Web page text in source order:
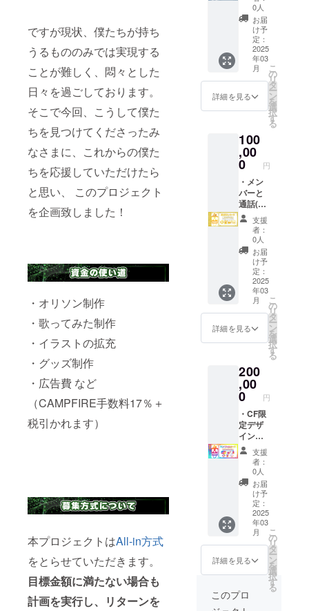
ですが現状、僕たちが持ち
うるもののみでは実現する
ことが難しく、悶々とした
日々を過ごしております。
そこで今回、こうして僕た
ちを見つけてくださったみ
なさまに、これからの僕た
ちを応援していただけたら
と思い、 このプロジェクト
を企画致しました！
・オリソン制作
・歌ってみた制作
・イラストの拡充
・グッズ制作
・広告費 など
（CAMPFIRE手数料17％＋
税引かれます）
本プロジェクトはAll-in方式
をとらせていただきます。
目標金額に満たない場合も
計画を実行し、リターンを
ム可）
を備考
欄に必
ずご記
載くだ
さい。
※公序良
するお
名前と
合、ま
たは記
載がな
かった
場合
は、お
呼びし
ない可
能性が
ござい
ます。
た場合
はラン
ダムと
させて
いただ
きま
す。 ※
はご自
身での
ます。
（セブ
ンイレ
たは
ファミ
リー
マー
ト） ※
お呼び
するお
名前
（ニッ
クネー
ム可）
を備考
ずご記
載くだ
俗に反
するお
名前と
た場
合、ま
たは記
載がな
かった
場合
は、お
呼びし
ない可
能性が
ござい
ます。
メール
にてお
送り致
しま
す。
グッズ
に関し
まして
は『ク
送』を
利用し
ての配
せてい
ただき
ます。
※記載が
なかっ
た場合
はラン
ダムと
させて
いただ
きま
す。 ※
印刷代
はご自
ます。
（セブ
ンイレ
たは
ファミ
リー
マー
ト） ※
お呼び
するお
名前
（ニッ
クネー
ム可）
を備考
欄に必
ずご記
※公序良
ました
ら備考
欄にご
記載く
ださ
い。
ネット
プリン
トダウ
及びボ
イス
URLは
メール
にてお
送り致
しま
す。
グッズ
に関し
まして
は『ク
ロネコ
ヤマト
匿名配
送』を
利用し
ての配
ます。
※記載が
なかっ
た場合
はラン
ダムと
させて
いただ
きま
す。 ※
印刷代
はご自
身での
ご負担
となり
ます。
（セブ
ンイレ
ファミ
(1種類)
・直筆
サイン
入りCF
限定缶
バッジ
(1種類)
・支援
者あり
がとう
度) ・
ネット
プリン
ト(1種
類) ネッ
トプリ
ント及
びボイ
ス、各
グッズ
のメン
バーの
希望が
ござい
ました
ら備考
欄にご
記載く
ださ
プリン
トダウ
ンロー
ド用QR
コード
及びボ
イス
URLは
メール
にてお
送り致
しま
す。
グッズ
に関し
まして
は『ク
ロネコ
ヤマト
送』を
利用し
0人
お届
け予
定：
2025
年03
月
詳細を見る
こ
の
リ
タ
ー
ン
を
選
択
す
る
100
,00
0 円
・メン
バーと
通話(10
分) ・直
筆サイ
ン入り
CF限定
缶バッ
ジ(6種
類) ・直
筆サイ
ン入り
CF限定
アク
キー(6
種類) ・
リ(6種
類) ネッ
トプリ
ントダ
ウン
ロード
用QR
コード
はメー
ルにて
お送り
致しま
す。
グッズ
に関し
まして
は『ク
ロネコ
ヤマト
送』を
利用し
支援
者：
0人
お届
け予
定：
2025
年03
月
詳細を見る
こ
の
リ
タ
ー
ン
を
選
択
す
る
200
,00
0 円
・CF限
定デザ
インオ
リジナ
ルカー
ド ・CF
限定ア
クリル
ボード
・メン
バーと
通話(30
分) ・直
筆サイ
ン入り
缶バッ
ジ(6種
支援
者：
0人
お届
け予
定：
2025
年03
月
詳細を見る
こ
の
リ
タ
ー
ン
を
選
択
す
る
このプロ